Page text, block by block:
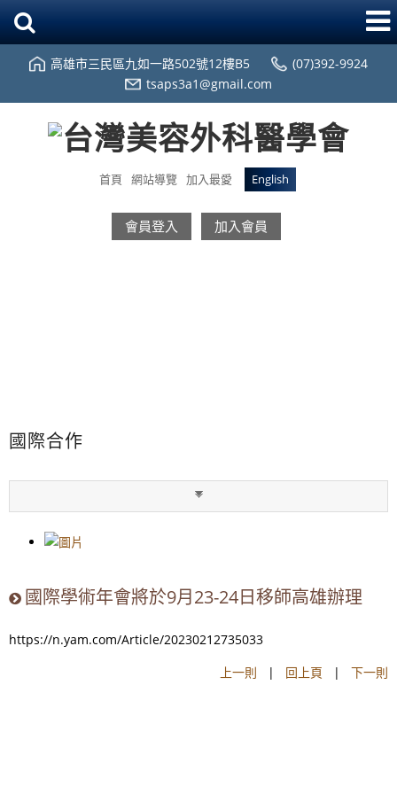
高雄市三民區九如一路502號12樓B5
(07)392-9924
tsaps3a1@gmail.com
首頁 網站導覽 加入最愛 English
會員登入 加入會員
國際合作
國際學術年會將於9月23-24日移師高雄辦理
https://n.yam.com/Article/20230212735033
上一則 | 回上頁 | 下一則